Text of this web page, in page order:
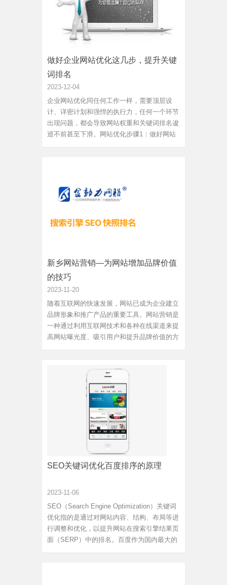
做好企业网站优化这几步，提升关键
词排名
2023-12-04
企业网站优化同任何工作一样，需要顶层设
计、详密计划和强悍的执行力，任何一个环节
出现问题，都会导致网站权重和关键词排名逡
巡不前甚至下滑。网站优化步骤1：做好网站
新乡网站营销—为网站增加品牌价值
的技巧
2023-11-20
随着互联网的快速发展，网站已成为企业建立
品牌形象和推广产品的重要工具。网站营销是
一种通过利用互联网技术和各种在线渠道来提
高网站曝光度、吸引用户和提升品牌价值的方
先，网站的设计和用户体验是提升品牌价值的
关键。一个吸引人和易...
SEO关键词优化百度排序的原理
2023-11-06
SEO（Search Engine Optimization）关键词
优化指的是通过对网站内容、结构、布局等进
行调整和优化，以提升网站在搜索引擎结果页
面（SERP）中的排名。百度作为国内最大的